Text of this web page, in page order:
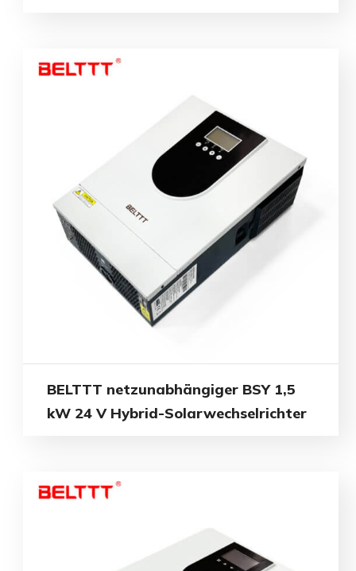
BELTTT netzunabhängiger BSY 1,5
kW 24 V Hybrid-Solarwechselrichter